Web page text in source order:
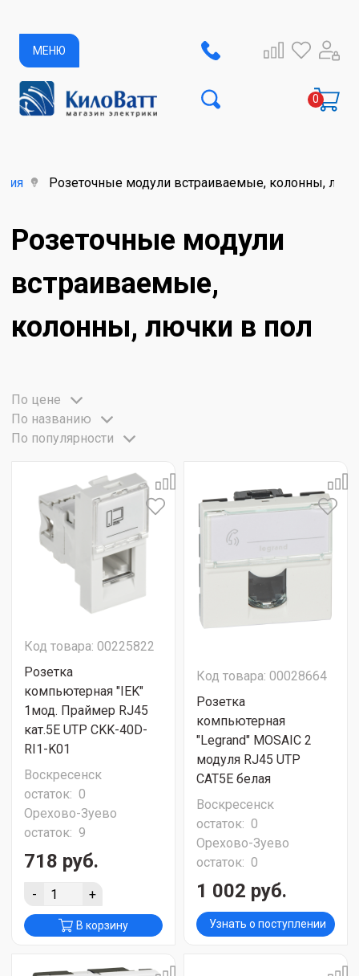
МЕНЮ
Розеточные модули встраиваемые, колонны,
Розеточные модули
встраиваемые,
колонны, лючки в пол
По цене
По названию
По популярности
Код товара: 00225822
Розетка
компьютерная "IEK"
1мод. Праймер RJ45
кат.5E UTP CKK-40D-
RI1-K01
Воскресенск
остаток: 0
Орехово-Зуево
остаток: 9
718 руб.
- +
В корзину
Код товара: 00028664
Розетка
компьютерная
"Legrand" MOSAIC 2
модуля RJ45 UTP
CAT5E белая
Воскресенск
остаток: 0
Орехово-Зуево
остаток: 0
1 002 руб.
Узнать о поступлении